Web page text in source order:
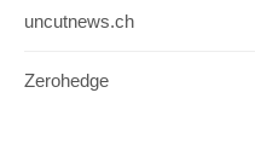
uncutnews.ch
Zerohedge